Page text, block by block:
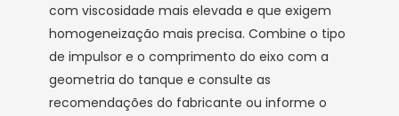
com viscosidade mais elevada e que exigem
homogeneização mais precisa. Combine o tipo
de impulsor e o comprimento do eixo com a
geometria do tanque e consulte as
recomendações do fabricante ou informe o